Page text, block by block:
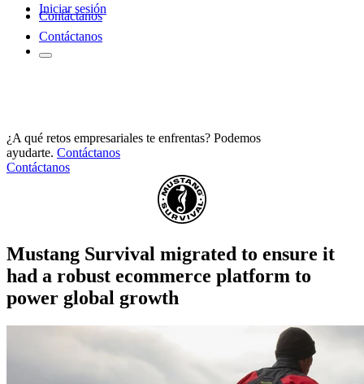
Iniciar sesión
Contáctanos
Contáctanos
¿A qué retos empresariales te enfrentas? Podemos
ayudarte. Contáctanos
Contáctanos
Mustang Survival migrated to ensure it
had a robust ecommerce platform to
power global growth